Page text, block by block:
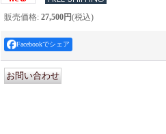
販売価格: 27,500円(税込)
Facebookでシェア